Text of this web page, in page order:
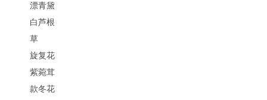
漂青黛
白芦根
草
旋复花
紫菀茸
款冬花